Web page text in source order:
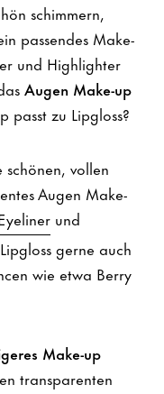
schimmern,
passendes Make-
und Highlighter
Augen Make-up
passt zu Lipgloss?
vollen
Augen Make-
und
gerne auch
wie etwa Berry
Make-up
transparenten